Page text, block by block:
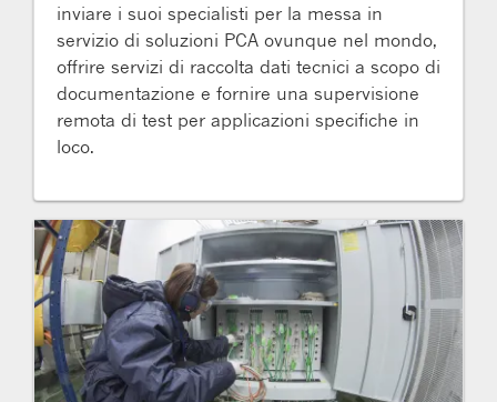
inviare i suoi specialisti per la messa in
servizio di soluzioni PCA ovunque nel mondo,
offrire servizi di raccolta dati tecnici a scopo di
documentazione e fornire una supervisione
remota di test per applicazioni specifiche in
loco.